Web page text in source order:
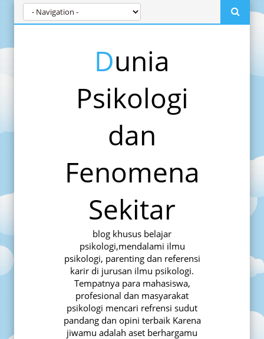
Dunia
Psikologi
dan
Fenomena
Sekitar
blog khusus belajar
psikologi,mendalami ilmu
psikologi, parenting dan referensi
karir di jurusan ilmu psikologi.
Tempatnya para mahasiswa,
profesional dan masyarakat
psikologi mencari refrensi sudut
pandang dan opini terbaik Karena
jiwamu adalah aset berhargamu